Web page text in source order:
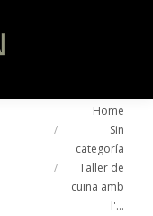
You are here:
Home
Sin
categoría
Taller de
cuina amb
l'…